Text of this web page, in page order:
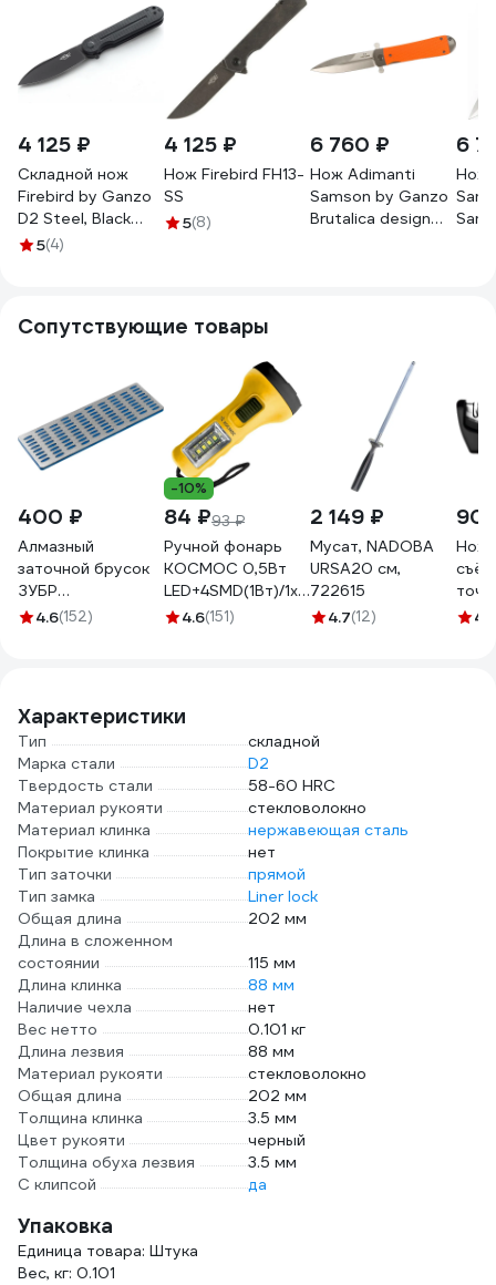
4 125 ₽
Складной нож
Firebird by Ganzo
D2 Steel, Black
FH922PT-BK
5(4)
4 125 ₽
Нож Firebird FH13-
SS
5(8)
6 760 ₽
Нож Adimanti
Samson by Ganzo
Brutalica design
6
Нож
Сопутствующие товары
400 ₽
Алмазный
заточной брусок
ЗУБР
Профессионал
4.6(152)
-10%
84 ₽93 ₽
Ручной фонарь
КОСМОС 0,5Вт
LED+4SMD(1Вт)/1xAA/
корпус ABS-
4.6(151)
2 149 ₽
Мусат, NADOBA
URSA20 см,
722615
4.7(12) 4.9
Характеристики
Тип
складной
Марка стали
D2
Твердость стали
58-60 HRC
Материал рукояти
стекловолокно
Материал клинка
нержавеющая сталь
Покрытие клинка
нет
Тип заточки
прямой
Тип замка
Liner lock
Общая длина
202 мм
Длина в сложенном
состоянии
115 мм
Длина клинка
88 мм
Наличие чехла
нет
Вес нетто
0.101 кг
Длина лезвия
88 мм
Материал рукояти
стекловолокно
Общая длина
202 мм
Толщина клинка
3.5 мм
Цвет рукояти
черный
Толщина обуха лезвия
3.5 мм
С клипсой
да
Упаковка
Единица товара: Штука
Вес, кг: 0.101